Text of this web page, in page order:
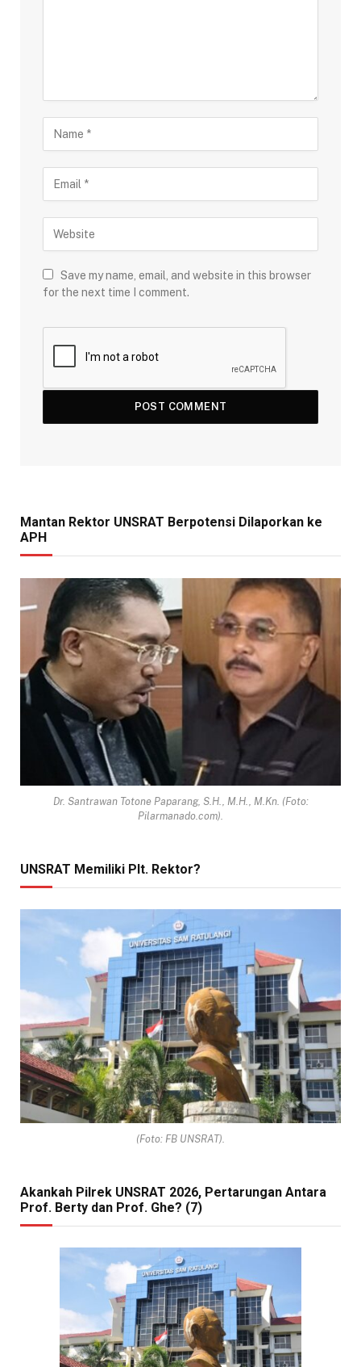
Save my name, email, and website in this browser
for the next time I comment.
Mantan Rektor UNSRAT Berpotensi Dilaporkan ke
APH
Dr. Santrawan Totone Paparang, S.H., M.H., M.Kn. (Foto:
Pilarmanado.com).
UNSRAT Memiliki Plt. Rektor?
(Foto: FB UNSRAT).
Akankah Pilrek UNSRAT 2026, Pertarungan Antara
Prof. Berty dan Prof. Ghe? (7)